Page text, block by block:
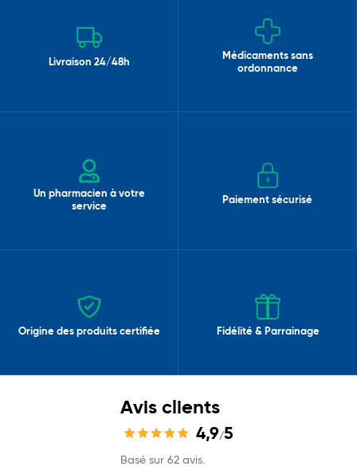
Livraison 24/48h
Médicaments sans
ordonnance
Un pharmacien à votre
service
Paiement sécurisé
Origine des produits certifiée Fidélité & Parrainage
Avis clients
4,9/5
Basé sur 62 avis.